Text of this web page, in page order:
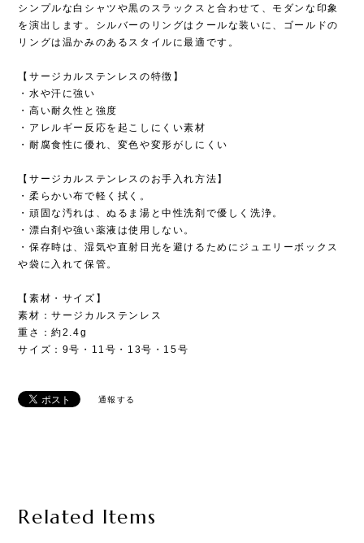
シンプルな白シャツや黒のスラックスと合わせて、モダンな印象
を演出します。シルバーのリングはクールな装いに、ゴールドの
リングは温かみのあるスタイルに最適です。
【サージカルステンレスの特徴】
・水や汗に強い
・高い耐久性と強度
・アレルギー反応を起こしにくい素材
・耐腐食性に優れ、変色や変形がしにくい
【サージカルステンレスのお手入れ方法】
・柔らかい布で軽く拭く。
・頑固な汚れは、ぬるま湯と中性洗剤で優しく洗浄。
・漂白剤や強い薬液は使用しない。
・保存時は、湿気や直射日光を避けるためにジュエリーボックス
や袋に入れて保管。
【素材・サイズ】
素材：サージカルステンレス
重さ：約2.4g
サイズ：9号・11号・13号・15号
通報する
Related Items